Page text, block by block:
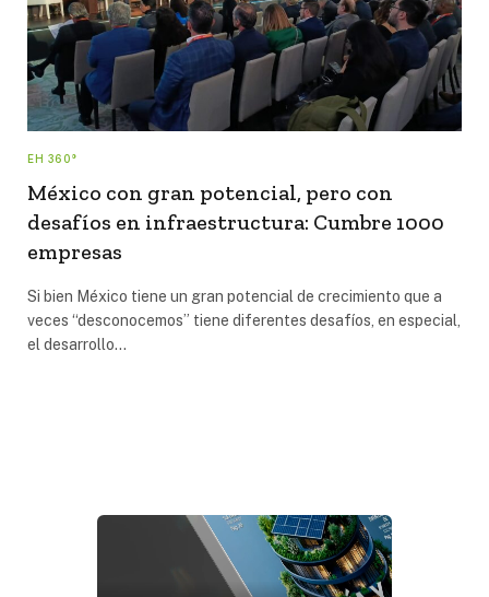
EH 360°
México con gran potencial, pero con
desafíos en infraestructura: Cumbre 1000
empresas
Si bien México tiene un gran potencial de crecimiento que a
veces “desconocemos” tiene diferentes desafíos, en especial,
el desarrollo…